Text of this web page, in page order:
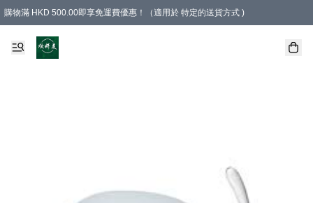
購物滿 HKD 500.00即享免運費優惠！（適用於 特定的送貨方式 )